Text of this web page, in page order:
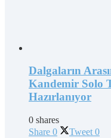
Dalgaların
Kandemir Solo
Hazırlanıyor
0 shares
Share 0 Tweet 0